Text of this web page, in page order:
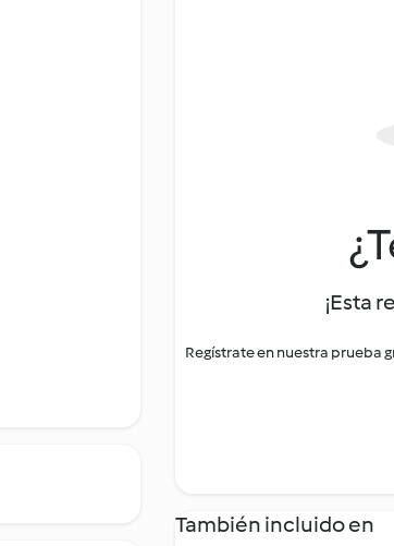
¡Esta
Regístrate en nuestra prueba
También incluido en